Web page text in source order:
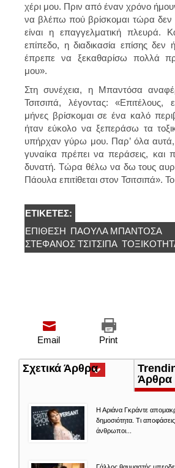
χέρι μου. Πριν από έναν χρόνο
να βλέπω πού βρίσκομαι τώρα δεν
είναι η επαγγελματική πλευρά.
επίπεδο, η διαδικασία επίσης
έπρεπε να ξεκαθαρίσω πολλά
μου».
Στη συνέχεια, η Μπαντόσα
Τσιτσιπά, λέγοντας: «Επιτέλους,
μήνες βρίσκομαι σε ένα καλό
ήταν εύκολο να ξεπεράσω τα
υπήρχαν γύρω μου. Παρ’ όλα αυτά,
γυναίκα πρέπει να περάσεις, και
δυνατή. Τώρα θέλω να δω τους
Πάουλα επιτίθεται στον Τσιτσιπά». Το
ΕΤΙΚΈΤΕΣ:
ΕΠΊΘΕΣΗ ΠΆΟΥΛΑ ΜΠΑΝΤΌΣΑ
ΣΤΈΦΑΝΟΣ ΤΣΙΤΣΙΠΆ
Print
Email
Σχετικά Άρθρα(ενεργή
καρτέλα)Άρθρα
Η Αριάνα Γκράντε
δημοσιότητα. Τι
άνθρωποι...